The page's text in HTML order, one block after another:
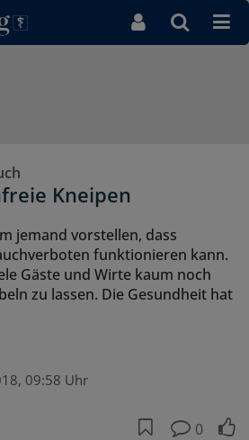
Kneipen
jemand vorstellen, dass
funktionieren kann.
Gäste und Wirte kaum noch
zu lassen. Die Gesundheit hat
09:58 Uhr
0